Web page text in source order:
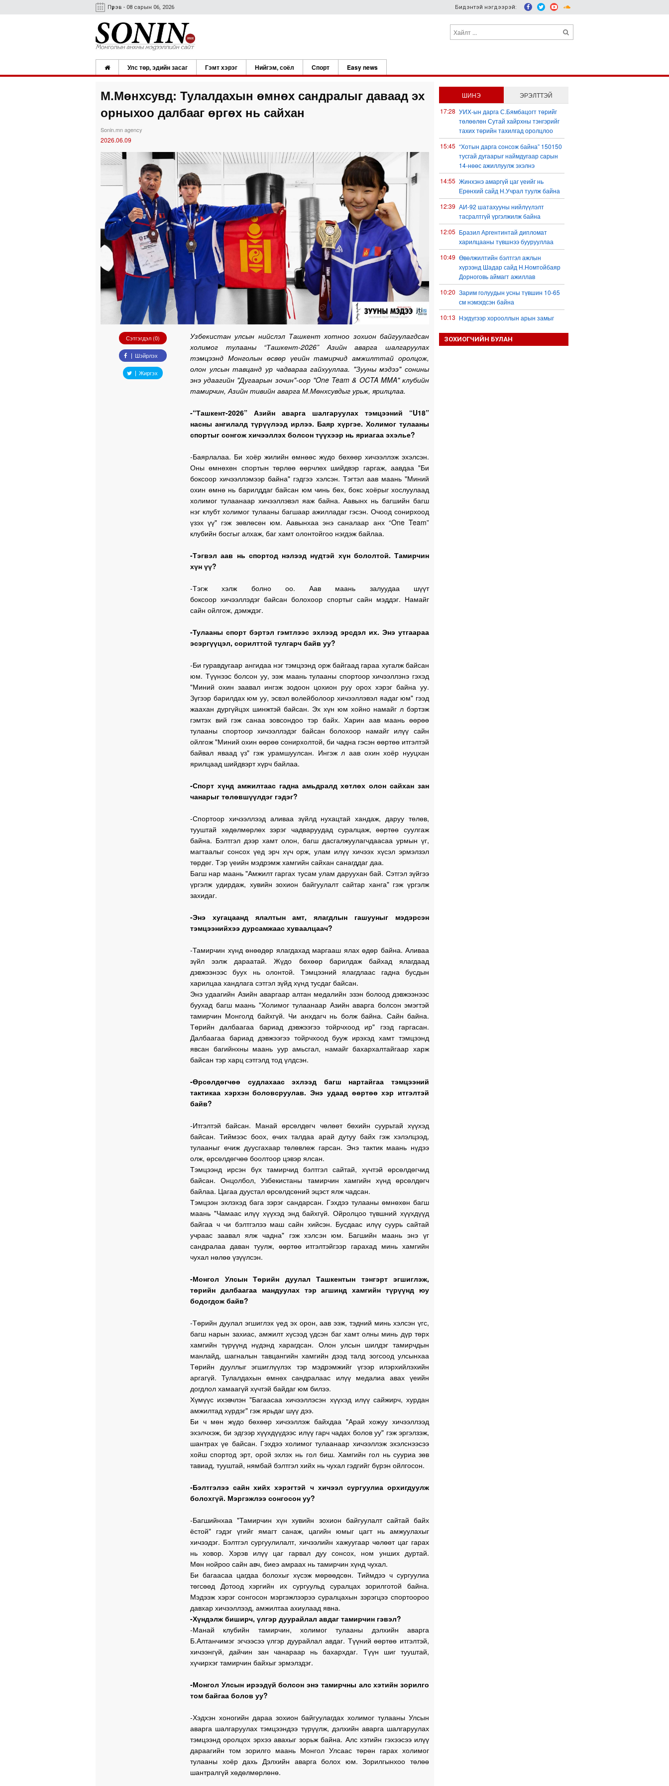
Пүрэв - 08 сарын 06, 2026 Бидэнтэй нэгдээрэй:
Улс төр, эдийн засаг Гэмт хэрэг Нийгэм, соёл Спорт Easy news
М.Мөнхсувд: Тулалдахын өмнөх сандралыг даваад эх
орныхоо далбааг өргөх нь сайхан
Sonin.mn agency
2026.06.09
Сэтгэгдэл (0)
Шэйрлэх
Жиргэх
Узбекистан улсын нийслэл Ташкент хотноо зохион байгуулагдсан
холимог тулааны “Ташкент-2026” Азийн аварга шалгаруулах
тэмцээнд Монголын өсвөр үеийн тамирчид амжилттай оролцож,
олон улсын тавцанд ур чадвараа гайхууллаа. "Зууны мэдээ" сонины
энэ удаагийн "Дугаарын зочин"-оор "One Team & OCTA MMA" клубийн
тамирчин, Азийн тивийн аварга М.Мөнхсувдыг урьж, ярилцлаа.
-“Ташкент-2026” Азийн аварга шалгаруулах тэмцээний “U18”
насны ангилалд түрүүлээд ирлээ. Баяр хүргэе. Холимог тулааны
спортыг сонгож хичээллэх болсон түүхээр нь яриагаа эхэлье?
-Баярлалаа. Би хоёр жилийн өмнөөс жүдо бөхөөр хичээллэж эхэлсэн.
Оны өмнөхөн спортын төрлөө өөрчлөх шийдвэр гаргаж, аавдаа "Би
боксоор хичээллэмээр байна" гэдгээ хэлсэн. Тэгтэл аав маань "Миний
охин өмнө нь барилддаг байсан юм чинь бөх, бокс хоёрыг хослуулаад
холимог тулаанаар хичээллэвэл яаж байна. Аавынх нь багшийн багш
нэг клубт холимог тулааны багшаар ажилладаг гэсэн. Очоод сонирхоод
үзэх үү" гэж зөвлөсөн юм. Аавынхаа энэ саналаар анх “One Team”
клубийн босгыг алхаж, баг хамт олонтойгоо нэгдэж байлаа.
-Тэгвэл аав нь спортод нэлээд нүдтэй хүн бололтой. Тамирчин
хүн үү?
-Тэгж хэлж болно оо. Аав маань залуудаа шүүт
боксоор хичээллэдэг байсан болохоор спортыг сайн мэддэг. Намайг
сайн ойлгож, дэмждэг.
-Тулааны спорт бэртэл гэмтлээс эхлээд эрсдэл их. Энэ утгаараа
эсэргүүцэл, сорилттой тулгарч байв уу?
-Би гуравдугаар ангидаа нэг тэмцээнд орж байгаад гараа хугалж байсан
юм. Түүнээс болсон уу, ээж маань тулааны спортоор хичээллэнэ гэхэд
"Миний охин заавал ингэж зодоон цохион руу орох хэрэг байна уу.
Зүгээр барилдах юм уу, эсвэл волейболоор хичээллэвэл яадаг юм" гээд
жаахан дургүйцэх шинжтэй байсан. Эх хүн юм хойно намайг л бэртэж
гэмтэх вий гэж санаа зовсондоо тэр байх. Харин аав маань өөрөө
тулааны спортоор хичээллэдэг байсан болохоор намайг илүү сайн
ойлгож "Миний охин өөрөө сонирхолтой, би чадна гэсэн өөртөө итгэлтэй
байвал яваад үз" гэж урамшуулсан. Ингэж л аав охин хоёр нууцхан
ярилцаад шийдвэрт хүрч байлаа.
-Спорт хүнд амжилтаас гадна амьдралд хөтлөх олон сайхан зан
чанарыг төлөвшүүлдэг гэдэг?
-Спортоор хичээллээд аливаа зүйлд нухацтай хандаж, даруу төлөв,
тууштай хөдөлмөрлөх зэрэг чадваруудад суралцаж, өөртөө суулгаж
байна. Бэлтгэл дээр хамт олон, багш дасгалжуулагчдаасаа урмын үг,
магтаалыг сонсох үед эрч хүч орж, улам илүү хичээх хүсэл эрмэлзэл
төрдөг. Тэр үеийн мэдрэмж хамгийн сайхан санагддаг даа.
Багш нар маань "Амжилт гаргах тусам улам даруухан бай. Сэтгэл зүйгээ
үргэлж удирдаж, хувийн зохион байгуулалт сайтар ханга" гэж үргэлж
захидаг.
-Энэ хугацаанд ялалтын амт, ялагдлын гашууныг мэдэрсэн
тэмцээнийхээ дурсамжаас хуваалцаач?
-Тамирчин хүнд өнөөдөр ялагдахад маргааш ялах өдөр байна. Аливаа
зүйл ээлж дараатай. Жүдо бөхөөр барилдаж байхад ялагдаад
дэвжээнээс буух нь олонтой. Тэмцээний ялагдлаас гадна бусдын
харилцаа хандлага сэтгэл зүйд хүнд тусдаг байсан.
Энэ удаагийн Азийн аваргаар алтан медалийн эзэн болоод дэвжээнээс
буухад багш маань "Холимог тулаанаар Азийн аварга болсон эмэгтэй
тамирчин Монголд байхгүй. Чи анхдагч нь болж байна. Сайн байна.
Төрийн далбаагаа бариад дэвжээгээ тойрчхоод ир" гээд гаргасан.
Далбаагаа бариад дэвжээгээ тойрчхоод бууж ирэхэд хамт тэмцээнд
явсан багийнхны маань уур амьсгал, намайг бахархалтайгаар харж
байсан тэр харц сэтгэлд тод үлдсэн.
-Өрсөлдөгчөө судлахаас эхлээд багш нартайгаа тэмцээний
тактикаа хэрхэн боловсруулав. Энэ удаад өөртөө хэр итгэлтэй
байв?
-Итгэлтэй байсан. Манай өрсөлдөгч чөлөөт бөхийн суурьтай хүүхэд
байсан. Тиймээс боох, өчих талдаа арай дутуу байх гэж хэлэлцээд,
тулааныг өчиж дуусгахаар төлөвлөж гарсан. Энэ тактик маань нүдээ
олж, өрсөлдөгчөө боолтоор цэвэр ялсан.
Тэмцээнд ирсэн бүх тамирчид бэлтгэл сайтай, хүчтэй өрсөлдөгчид
байсан. Онцолбол, Узбекистаны тамирчин хамгийн хүнд өрсөлдөгч
байлаа. Цагаа дуустал өрсөлдсөний эцэст ялж чадсан.
Тэмцээн эхлэхэд бага зэрэг сандарсан. Гэхдээ тулааны өмнөхөн багш
маань "Чамаас илүү хүүхэд энд байхгүй. Ойролцоо түвшний хүүхдүүд
байгаа ч чи бэлтгэлээ маш сайн хийсэн. Бусдаас илүү суурь сайтай
учраас заавал ялж чадна" гэж хэлсэн юм. Багшийн маань энэ үг
сандралаа даван туулж, өөртөө итгэлтэйгээр гарахад минь хамгийн
чухал нөлөө үзүүлсэн.
-Монгол Улсын Төрийн дуулал Ташкентын тэнгэрт эгшиглэж,
төрийн далбаагаа мандуулах тэр агшинд хамгийн түрүүнд юу
бодогдож байв?
-Төрийн дуулал эгшиглэх үед эх орон, аав ээж, тэдний минь хэлсэн үгс,
багш нарын захиас, амжилт хүсээд үдсэн баг хамт олны минь дүр төрх
хамгийн түрүүнд нүдэнд харагдсан. Олон улсын шилдэг тамирчдын
манлайд, шагналын тавцангийн хамгийн дээд талд зогсоод улсынхаа
Төрийн дууллыг эгшиглүүлэх тэр мэдрэмжийг үгээр илэрхийлэхийн
аргагүй. Тулалдахын өмнөх сандралаас илүү медалиа авах үеийн
догдлол хамаагүй хүчтэй байдаг юм билээ.
Хүмүүс ихэвчлэн "Багаасаа хичээллэсэн хүүхэд илүү сайжирч, хурдан
амжилтад хүрдэг" гэж ярьдаг шүү дээ.
Би ч мөн жүдо бөхөөр хичээллэж байхдаа "Арай хожуу хичээллээд
эхэлчхэж, би эдгээр хүүхдүүдээс илүү гарч чадах болов уу" гэж эргэлзэж,
шантрах үе байсан. Гэхдээ холимог тулаанаар хичээллэж эхэлснээсээ
хойш спортод эрт, орой эхлэх нь гол биш. Хамгийн гол нь сууриа зөв
тавиад, тууштай, нямбай бэлтгэл хийх нь чухал гэдгийг бүрэн ойлгосон.
-Бэлтгэлээ сайн хийх хэрэгтэй ч хичээл сургуулиа орхигдуулж
болохгүй. Мэргэжлээ сонгосон уу?
-Багшийнхаа "Тамирчин хүн хувийн зохион байгуулалт сайтай байх
ёстой" гэдэг үгийг ямагт санаж, цагийн юмыг цагт нь амжуулахыг
хичээдэг. Бэлтгэл сургуулилалт, хичээлийн хажуугаар чөлөөт цаг гарах
нь ховор. Хэрэв илүү цаг гарвал дуу сонсох, ном унших дуртай.
Мөн нойроо сайн авч, биеэ амраах нь тамирчин хүнд чухал.
Би багаасаа цагдаа болохыг хүсэж мөрөөдсөн. Тиймдээ ч сургуулиа
төгсөөд Дотоод хэргийн их сургуульд суралцах зорилготой байна.
Мэдээж хэрэг сонгосон мэргэжлээрээ суралцахын зэрэгцээ спортоороо
давхар хичээллээд, амжилтаа ахиулаад явна.
-Хүндэлж биширч, үлгэр дуурайлал авдаг тамирчин гэвэл?
-Манай клубийн тамирчин, холимог тулааны дэлхийн аварга
Б.Алтанчимэг эгчээсээ үлгэр дуурайлал авдаг. Түүний өөртөө итгэлтэй,
хичээнгүй, дайчин зан чанараар нь бахархдаг. Түүн шиг тууштай,
хүчирхэг тамирчин байхыг эрмэлздэг.
-Монгол Улсын ирээдүй болсон энэ тамирчны алс хэтийн зорилго
том байгаа болов уу?
-Хэдхэн хоногийн дараа зохион байгуулагдах холимог тулааны Улсын
аварга шалгаруулах тэмцээндээ түрүүлж, дэлхийн аварга шалгаруулах
тэмцээнд оролцох эрхээ авахыг зорьж байна. Алс хэтийн гэхээсээ илүү
дараагийн том зорилго маань Монгол Улсаас төрөн гарах холимог
тулааны хоёр дахь Дэлхийн аварга болох юм. Зорилгынхоо төлөө
шантралгүй хөдөлмөрлөнө.
ШИНЭ
ЭРЭЛТТЭЙ
17:28 УИХ-ын дарга С.Бямбацогт төрийг
төлөөлөн Сутай хайрхны тэнгэрийг
тахих төрийн тахилгад оролцлоо
15:45 “Хотын дарга сонсож байна” 150150
тусгай дугаарыг наймдугаар сарын
14-нөөс ажиллуулж эхэлнэ
14:55 Жинхэнэ амаргүй цаг үеийг нь
Ерөнхий сайд Н.Учрал туулж байна
12:39 АИ-92 шатахууны нийлүүлэлт
тасралтгүй үргэлжилж байна
12:05 Бразил Аргентинтай дипломат
харилцааны түвшнээ буурууллаа
10:49 Өвөлжилтийн бэлтгэл ажлын
хүрээнд Шадар сайд Н.Номтойбаяр
Дорноговь аймагт ажиллав
10:20 Зарим голуудын усны түвшин 10-65
см нэмэгдсэн байна
10:13 Нэгдүгээр хорооллын арын замыг
түр хааж, борооны ус зайлуулах
шугамын хөндлөн сэтэлгээ хийнэ
ЗОХИОГЧИЙН БУЛАН